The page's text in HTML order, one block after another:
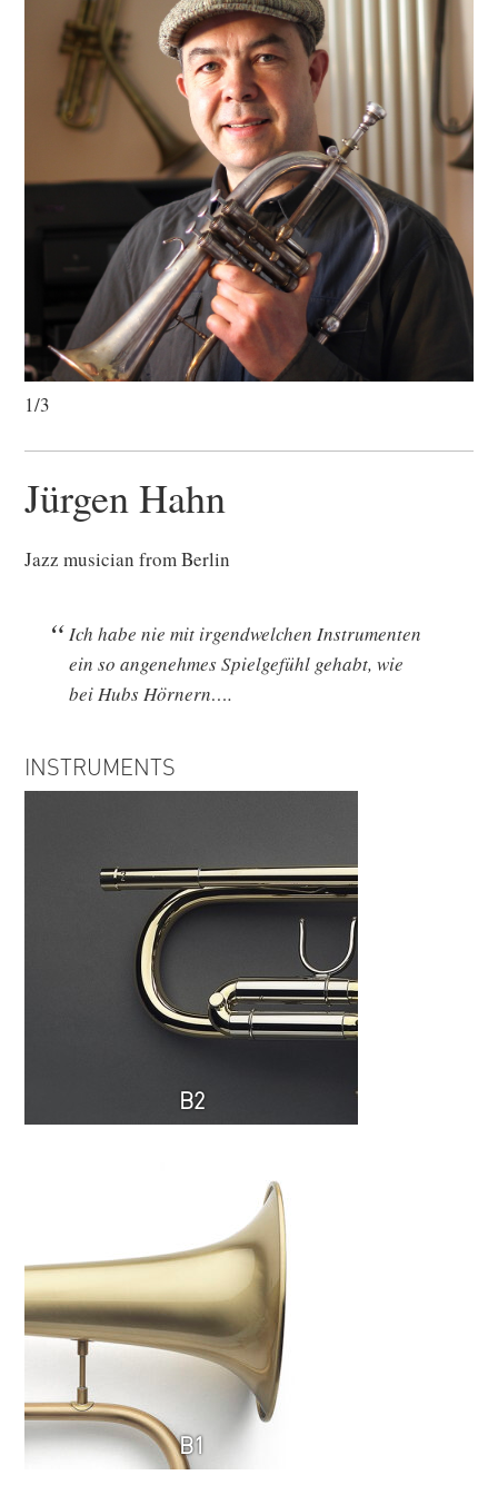
1/3
Jürgen Hahn
Jazz musician from Berlin
Ich habe nie mit irgendwelchen Instrumenten
ein so angenehmes Spielgefühl gehabt, wie
bei Hubs Hörnern….
INSTRUMENTS
B2
B1